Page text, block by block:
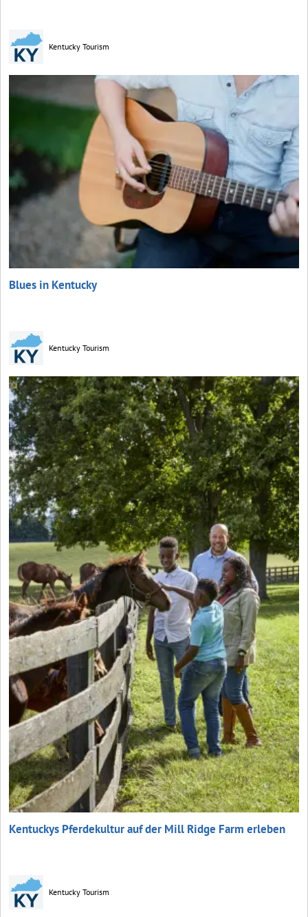
Kentucky Tourism
Blues in Kentucky
Kentucky Tourism
Kentuckys Pferdekultur auf der Mill Ridge Farm erleben
Kentucky Tourism